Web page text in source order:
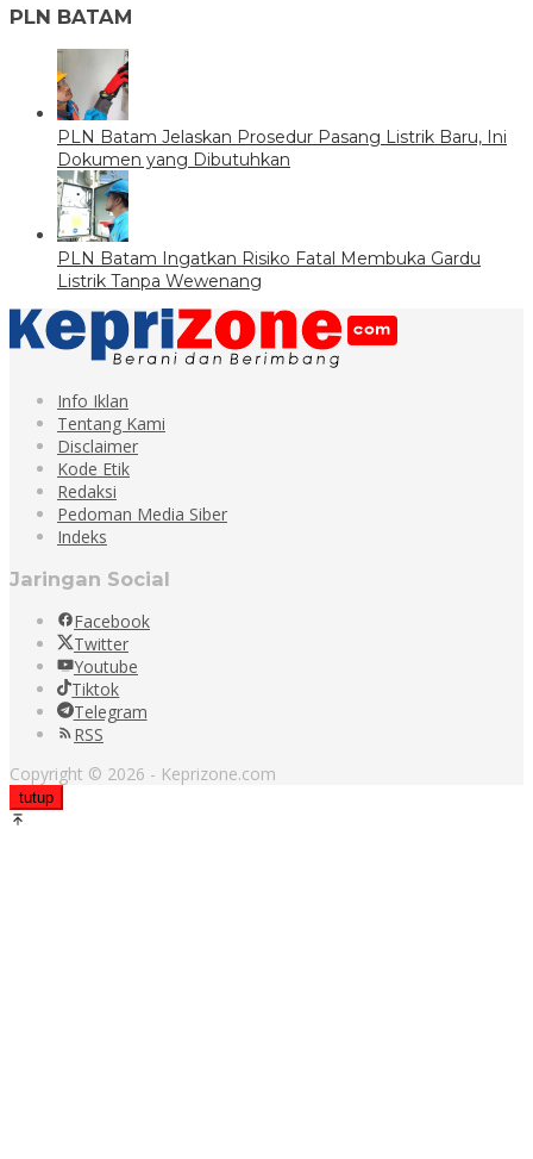
PLN BATAM
PLN Batam Jelaskan Prosedur Pasang Listrik Baru, Ini
Dokumen yang Dibutuhkan
PLN Batam Ingatkan Risiko Fatal Membuka Gardu
Listrik Tanpa Wewenang
Info Iklan
Tentang Kami
Disclaimer
Kode Etik
Redaksi
Pedoman Media Siber
Indeks
Jaringan Social
Facebook
Twitter
Youtube
Tiktok
Telegram
RSS
Copyright © 2026 - Keprizone.com
tutup